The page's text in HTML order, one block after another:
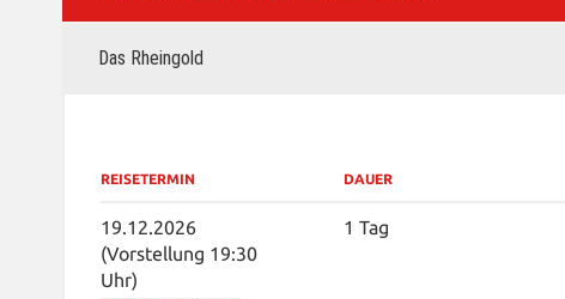
Das Rheingold
REISETERMIN DAUER
19.12.2026
(Vorstellung 19:30
Uhr)
1 Tag